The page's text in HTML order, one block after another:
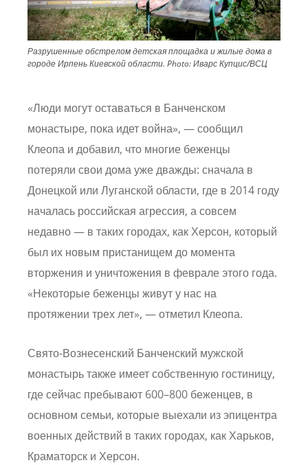
Разрушенные обстрелом детская площадка и жилые дома в
городе Ирпень Киевской области. Photo:Иварс Купцис/ВСЦ
«Люди могут оставаться в Банченском
монастыре, пока идет война», — сообщил
Клеопа и добавил, что многие беженцы
потеряли свои дома уже дважды: сначала в
Донецкой или Луганской области, где в 2014 году
началась российская агрессия, а совсем
недавно — в таких городах, как Херсон, который
был их новым пристанищем до момента
вторжения и уничтожения в феврале этого года.
«Некоторые беженцы живут у нас на
протяжении трех лет», — отметил Клеопа.
Свято-Вознесенский Банченский мужской
монастырьтакже имеет собственную гостиницу,
где сейчас пребывают 600–800 беженцев, в
основном семьи, которые выехали из эпицентра
военных действий в таких городах, как Харьков,
Краматорск и Херсон.